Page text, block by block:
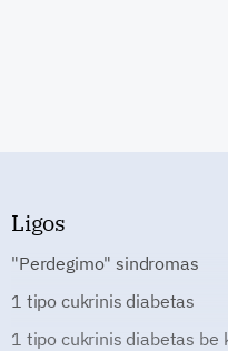
Ligos
"Perdegimo" sindromas
1 tipo cukrinis diabetas
1 tipo cukrinis diabetas be